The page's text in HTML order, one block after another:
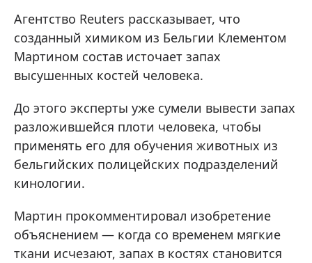
Агентство Reuters рассказывает, что
созданный химиком из Бельгии Клементом
Мартином состав источает запах
высушенных костей человека.
До этого эксперты уже сумели вывести запах
разложившейся плоти человека, чтобы
применять его для обучения животных из
бельгийских полицейских подразделений
кинологии.
Мартин прокомментировал изобретение
объяснением — когда со временем мягкие
ткани исчезают, запах в костях становится